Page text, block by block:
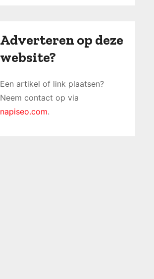
Adverteren op deze
website?
Een artikel of link plaatsen?
Neem contact op via
napiseo.com.